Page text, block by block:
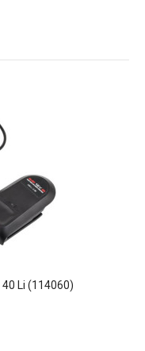
40 Li (114060)